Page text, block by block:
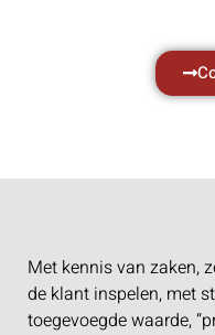
Met kennis van zaken,
de klant inspelen, met
toegevoegde waarde,